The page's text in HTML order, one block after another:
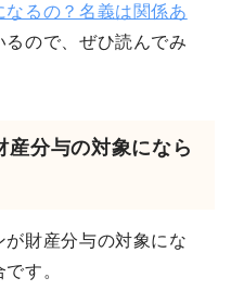
るの？名義は関係あ
るので、ぜひ読んでみ
分与の対象になら
財産分与の対象にな
す。